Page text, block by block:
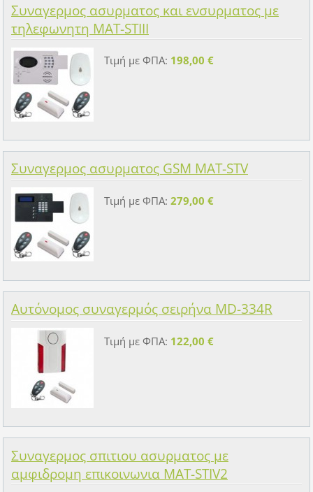
Συναγερμος ασυρματος και ενσυρματος με
τηλεφωνητη MAT-STIII
Τιμή με ΦΠΑ: 198,00 €
Συναγερμος ασυρματος GSM MAT-STV
Τιμή με ΦΠΑ: 279,00 €
Αυτόνομος συναγερμός σειρήνα MD-334R
Τιμή με ΦΠΑ: 122,00 €
Συναγερμος σπιτιου ασυρματος με
αμφιδρομη επικοινωνια MAT-STIV2